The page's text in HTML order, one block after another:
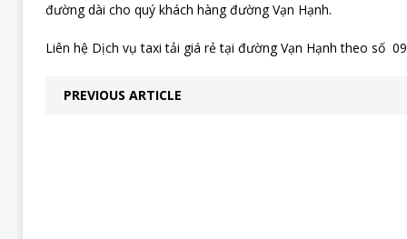
đường dài cho quý khách hàng đường Vạn Hạnh.
Liên hệ Dịch vụ taxi tải giá rẻ tại đường Vạn Hạnh theo số
PREVIOUS ARTICLE